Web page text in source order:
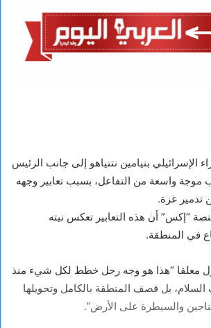
الإسرائيلي بنيامين نتنياهو إلى جانب الرئيس
موجة واسعة من التفاعل، بسبب تعابير وجهه
تدمير غزة.
“إكس” أن هذه التعابير تعكس نيته
في المنطقة.
معلقا “هذا هو وجه رجل خطط لكل شيء منذ
السلام، بل قصف المنطقة بالكامل وتحويلها
والسيطرة على الأرض”.